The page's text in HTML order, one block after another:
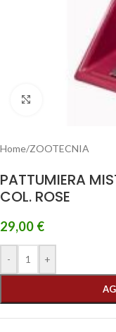
Clicca per
Home/ZOOTECNIA
PATTUMIERA
COL. ROSE
29,00 €
- +